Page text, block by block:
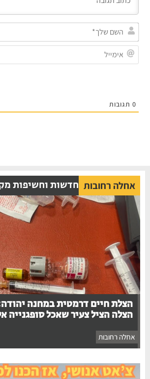
0תגובות
אחלה רחובות חדשות וחשיפות
הצלת חיים דרמטית במחנה
הצלה הציל צעיר שאכל סופגנייה
אחלה רחובות